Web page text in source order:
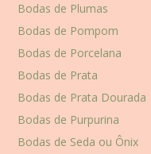
Bodas de Plumas
Bodas de Pompom
Bodas de Porcelana
Bodas de Prata
Bodas de Prata Dourada
Bodas de Purpurina
Bodas de Seda ou Ônix